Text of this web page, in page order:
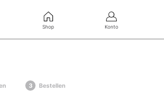
Shop Konto
Bestellen